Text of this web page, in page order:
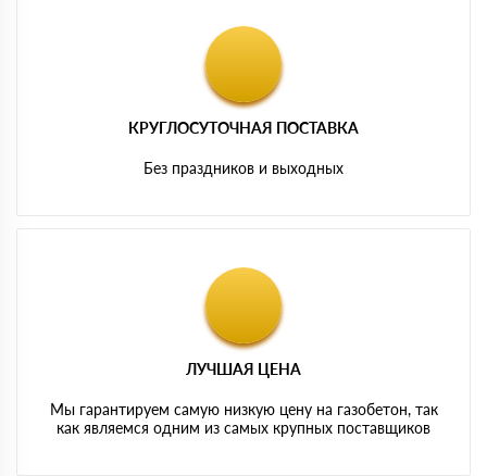
КРУГЛОСУТОЧНАЯ ПОСТАВКА
Без праздников и выходных
ЛУЧШАЯ ЦЕНА
Мы гарантируем самую низкую цену на газобетон, так
как являемся одним из самых крупных поставщиков